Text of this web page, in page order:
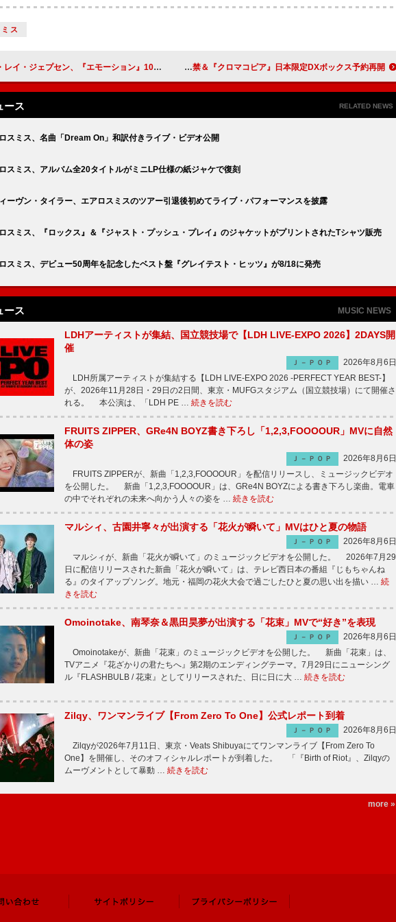
ス
プセン、『エモーション』10周年記念エディションより未発表曲「More」公開 タイラー・ザ・クリエイター、「DARLING, I」MV解禁＆『クロマコピア』日本限定DXボックス予約再開
ース RELATED NEWS
スミス、名曲「Dream On」和訳付きライブ・ビデオ公開
スミス、アルバム全20タイトルがミニLP仕様の紙ジャケで復刻
ーヴン・タイラー、エアロスミスのツアー引退後初めてライブ・パフォーマンスを披露
スミス、『ロックス』＆『ジャスト・プッシュ・プレイ』のジャケットがプリントされたTシャツ販売
スミス、デビュー50周年を記念したベスト盤『グレイテスト・ヒッツ』が8/18に発売
ース MUSIC NEWS
LDHアーティストが集結、国立競技場で【LDH LIVE-EXPO 2026】2DAYS開
催
Ｊ－ＰＯＰ
2026年8月6日
LDH所属アーティストが集結する【LDH LIVE-EXPO 2026 -PERFECT YEAR BEST-】
が、2026年11月28日・29日の2日間、東京・MUFGスタジアム（国立競技場）にて開催さ
れる。 本公演は、「LDH PE … 続きを読む
FRUITS ZIPPER、GRe4N BOYZ書き下ろし「1,2,3,FOOOOUR」MVに自然
体の姿
Ｊ－ＰＯＰ
2026年8月6日
FRUITS ZIPPERが、新曲「1,2,3,FOOOOUR」を配信リリースし、ミュージックビデオ
を公開した。 新曲「1,2,3,FOOOOUR」は、GRe4N BOYZによる書き下ろし楽曲。電車
の中でそれぞれの未来へ向かう人々の姿を … 続きを読む
マルシィ、古園井寧々が出演する「花火が瞬いて」MVはひと夏の物語
Ｊ－ＰＯＰ
2026年8月6日
マルシィが、新曲「花火が瞬いて」のミュージックビデオを公開した。 2026年7月29
日に配信リリースされた新曲「花火が瞬いて」は、テレビ西日本の番組『じもちゃんね
る』のタイアップソング。地元・福岡の花火大会で過ごしたひと夏の思い出を描い … 続
きを読む
Omoinotake、南琴奈＆黒田昊夢が出演する「花束」MVで“好き”を表現
Ｊ－ＰＯＰ
2026年8月6日
Omoinotakeが、新曲「花束」のミュージックビデオを公開した。 新曲「花束」は、
TVアニメ『花ざかりの君たちへ』第2期のエンディングテーマ。7月29日にニューシング
ル『FLASHBULB / 花束』としてリリースされた、日に日に大 … 続きを読む
Zilqy、ワンマンライブ【From Zero To One】公式レポート到着
Ｊ－ＰＯＰ
2026年8月6日
Zilqyが2026年7月11日、東京・Veats Shibuyaにてワンマンライブ【From Zero To
One】を開催し、そのオフィシャルレポートが到着した。 「『Birth of Riot』、Zilqyの
ムーヴメントとして暴動 … 続きを読む
more »